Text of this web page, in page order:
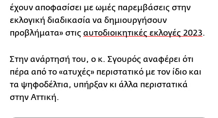
έχουν αποφασίσει με ωμές παρεμβάσεις στην
εκλογική διαδικασία να δημιουργήσουν
προβλήματα» στις αυτοδιοικητικές εκλογές 2023.
Στην ανάρτησή του, ο κ. Σγουρός αναφέρει ότι
πέρα από το «ατυχές» περιστατικό με τον ίδιο και
τα ψηφοδέλτια, υπήρξαν κι άλλα περιστατικά
στην Αττική.